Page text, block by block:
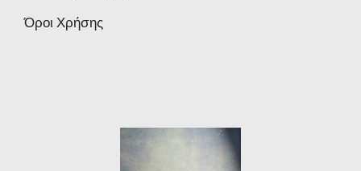
Όροι Χρήσης